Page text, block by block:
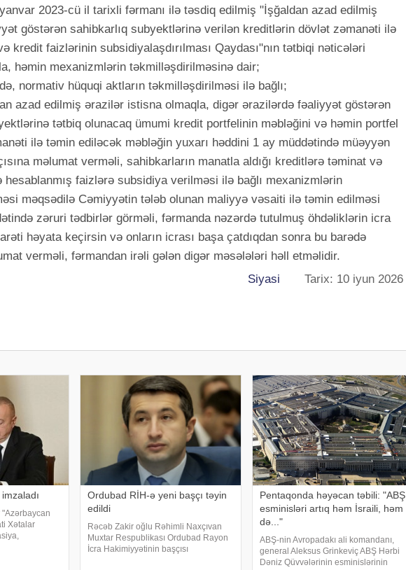
2023-cü il tarixli fərmanı ilə təsdiq edilmiş "İşğaldan azad edilmiş
göstərən sahibkarlıq subyektlərinə verilən kreditlərin dövlət zəmanəti ilə
kredit faizlərinin subsidiyalaşdırılması Qaydası"nın tətbiqi nəticələri
həmin mexanizmlərin təkmilləşdirilməsinə dair;
normativ hüquqi aktların təkmilləşdirilməsi ilə bağlı;
azad edilmiş ərazilər istisna olmaqla, digər ərazilərdə fəaliyyət göstərən
tətbiq olunacaq ümumi kredit portfelinin məbləğini və həmin portfel
ilə təmin ediləcək məbləğin yuxarı həddini 1 ay müddətində müəyyən
məlumat verməli, sahibkarların manatla aldığı kreditlərə təminat və
hesablanmış faizlərə subsidiya verilməsi ilə bağlı mexanizmlərin
məqsədilə Cəmiyyətin tələb olunan maliyyə vəsaiti ilə təmin edilməsi
zəruri tədbirlər görməli, fərmanda nəzərdə tutulmuş öhdəliklərin icra
həyata keçirsin və onların icrası başa çatdıqdan sonra bu barədə
verməli, fərmandan irəli gələn digər məsələləri həll etməlidir.
Siyasi Tarix: 10 iyun 2026
Xətalar
Ordubad RİH-ə yeni başçı təyin
edildi
Rəcəb Zakir oğlu Rəhimli Naxçıvan
Muxtar Respublikası Ordubad Rayon
İcra Hakimiyyətinin başçısı
Pentaqonda həyəcan təbili: "ABŞ
esminisləri artıq həm İsraili, həm
də..."
ABŞ-nin Avropadakı ali komandanı,
general Aleksus Grinkeviç ABŞ Hərbi
Dəniz Qüvvələrinin esminislərinin